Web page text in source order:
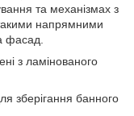
та механізмах з
напрямними
фасад.
з ламінованого
зберігання банного